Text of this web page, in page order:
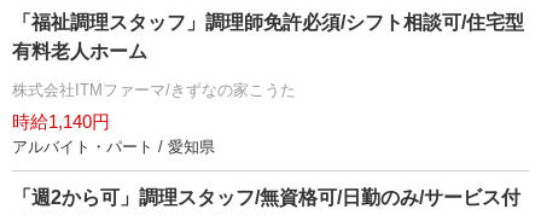
「福祉調理スタッフ」調理師免許必須/シフト相談可/住宅型
有料老人ホーム
株式会社ITMファーマ/きずなの家こうた
時給1,140円
アルバイト・パート / 愛知県
「週2から可」調理スタッフ/無資格可/日勤のみ/サービス付